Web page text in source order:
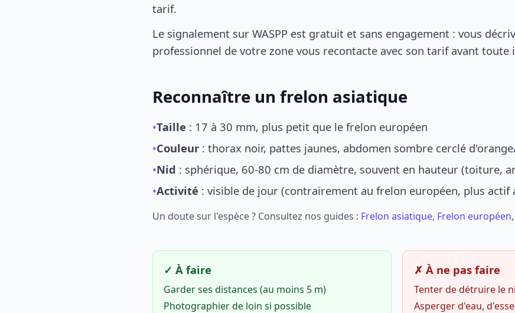
tarif.
Le signalement sur WASPP est gratuit et sans engagement : vous
professionnel de votre zone vous recontacte avec son tarif avant toute
Reconnaître un frelon asiatique
•Taille : 17 à 30 mm, plus petit que le frelon européen
•Couleur : thorax noir, pattes jaunes, abdomen sombre cerclé
•Nid : sphérique, 60-80 cm de diamètre, souvent en hauteur (toiture,
•Activité : visible de jour (contrairement au frelon européen, plus actif
Un doute sur l'espèce ? Consultez nos guides : Frelon asiatique, Frelon européen,
✓ À faire
Garder ses distances (au moins 5 m)
Photographier de loin si possible
✗ À ne pas faire
Tenter de détruire le
Asperger d'eau,